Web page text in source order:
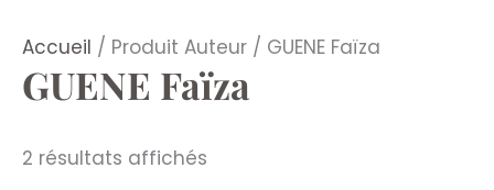
Accueil / Produit Auteur / GUENE Faïza
GUENE Faïza
2 résultats affichés